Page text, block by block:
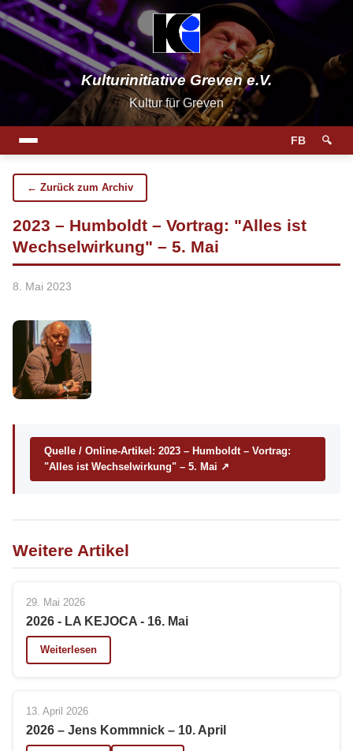
Kulturinitiative Greven e.V.
Kultur für Greven
FB 🔍
← Zurück zum Archiv
2023 – Humboldt – Vortrag: "Alles ist
Wechselwirkung" – 5. Mai
8. Mai 2023
Quelle / Online-Artikel: 2023 – Humboldt – Vortrag:
"Alles ist Wechselwirkung" – 5. Mai ↗
Weitere Artikel
29. Mai 2026
2026 - LA KEJOCA - 16. Mai
Weiterlesen
13. April 2026
2026 – Jens Kommnick – 10. April